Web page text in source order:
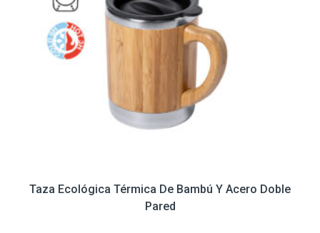
Taza Ecológica Térmica De Bambú Y Acero Doble
Pared